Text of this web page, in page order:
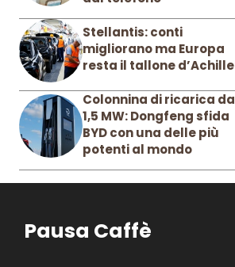
Stellantis: conti
migliorano ma Europa
resta il tallone d’Achille
Colonnina di ricarica da
1,5 MW: Dongfeng sfida
BYD con una delle più
potenti al mondo
Pausa Caffè